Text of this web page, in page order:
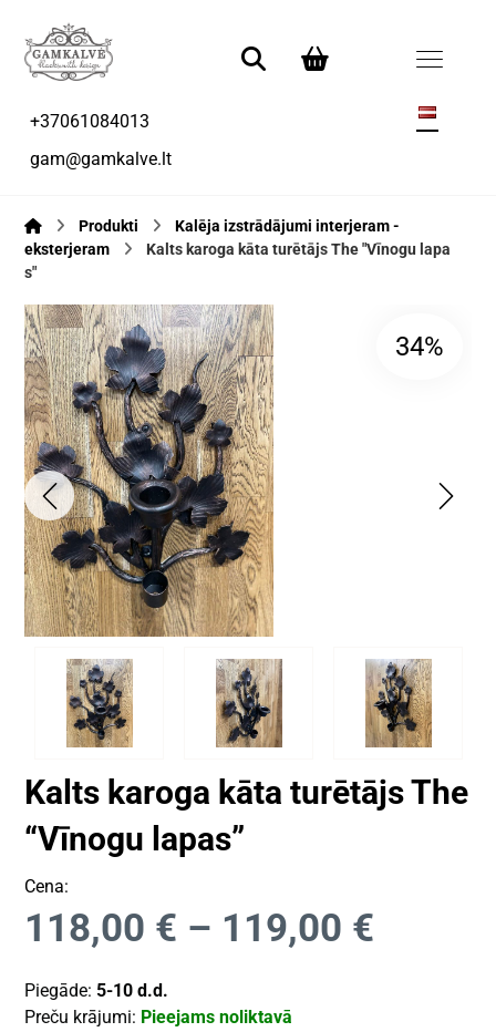
+37061084013
gam@gamkalve.lt
Produkti
Kalēja izstrādājumi interjeram -
eksterjeram
Kalts karoga kāta turētājs The "Vīnogu lapa
s"
34%
Kalts karoga kāta turētājs The
“Vīnogu lapas”
Cena:
118,00 € – 119,00 €
Piegāde:5-10 d.d.
Preču krājumi: Pieejams noliktavā